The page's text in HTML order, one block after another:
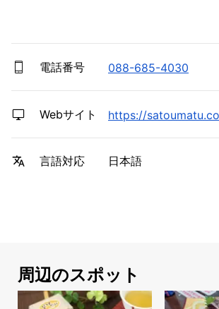
電話番号 088-685-4030
Webサイト https://
言語対応 日本語
周辺のスポット